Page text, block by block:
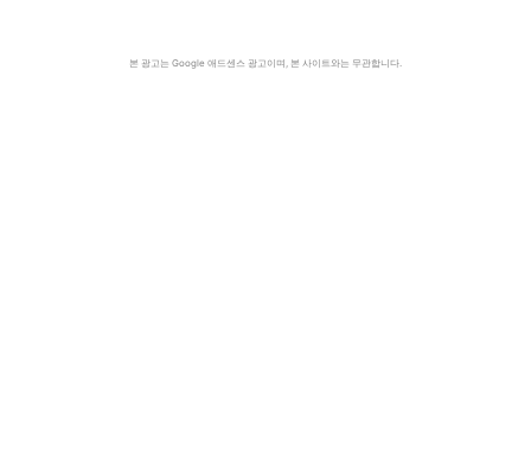
본 광고는 Google 애드센스 광고이며, 본 사이트와는 무관합니다.